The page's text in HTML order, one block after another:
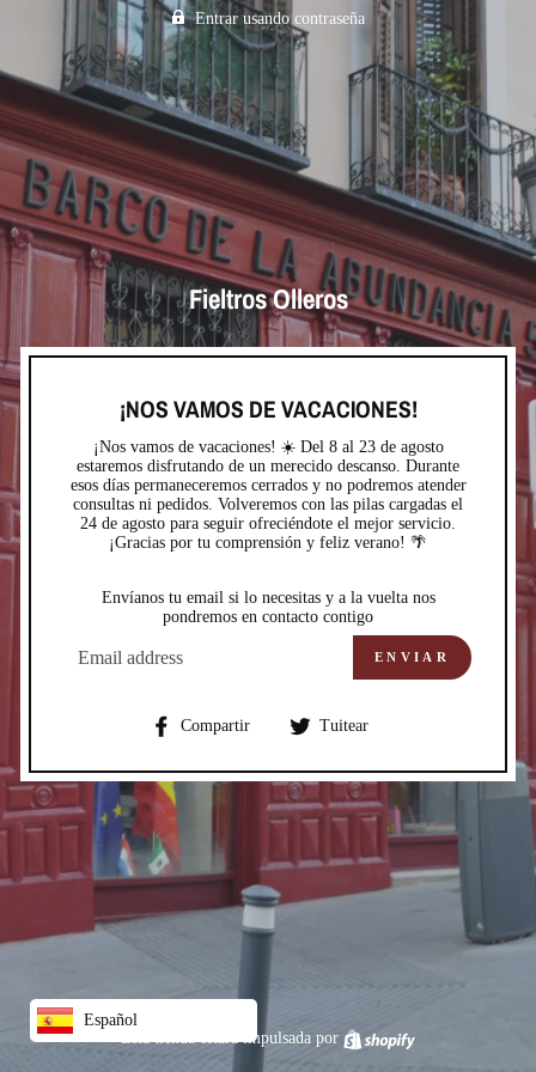
Entrar usando contraseña
Fieltros Olleros
¡NOS VAMOS DE VACACIONES!
¡Nos vamos de vacaciones! ☀️ Del 8 al 23 de agosto
estaremos disfrutando de un merecido descanso. Durante
esos días permaneceremos cerrados y no podremos atender
consultas ni pedidos. Volveremos con las pilas cargadas el
24 de agosto para seguir ofreciéndote el mejor servicio.
¡Gracias por tu comprensión y feliz verano! 🌴
Envíanos tu email si lo necesitas y a la vuelta nos
pondremos en contacto contigo
ELECTRÓNICO
ENVIAR
Compartir
CompartirTuitear
Esta tienda estará impulsada por
Español